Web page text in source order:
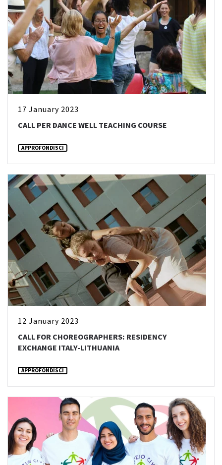
17 January 2023
CALL PER DANCE WELL TEACHING COURSE
APPROFONDISCI
12 January 2023
CALL FOR CHOREOGRAPHERS: RESIDENCY
EXCHANGE ITALY-LITHUANIA
APPROFONDISCI